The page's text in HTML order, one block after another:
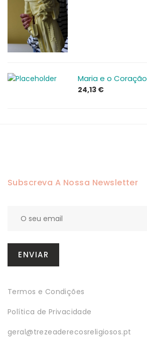
Maria e o Coração
24,13 €
Subscreva A Nossa Newsletter
Termos e Condições
Política de Privacidade
geral@trezeaderecosreligiosos.pt